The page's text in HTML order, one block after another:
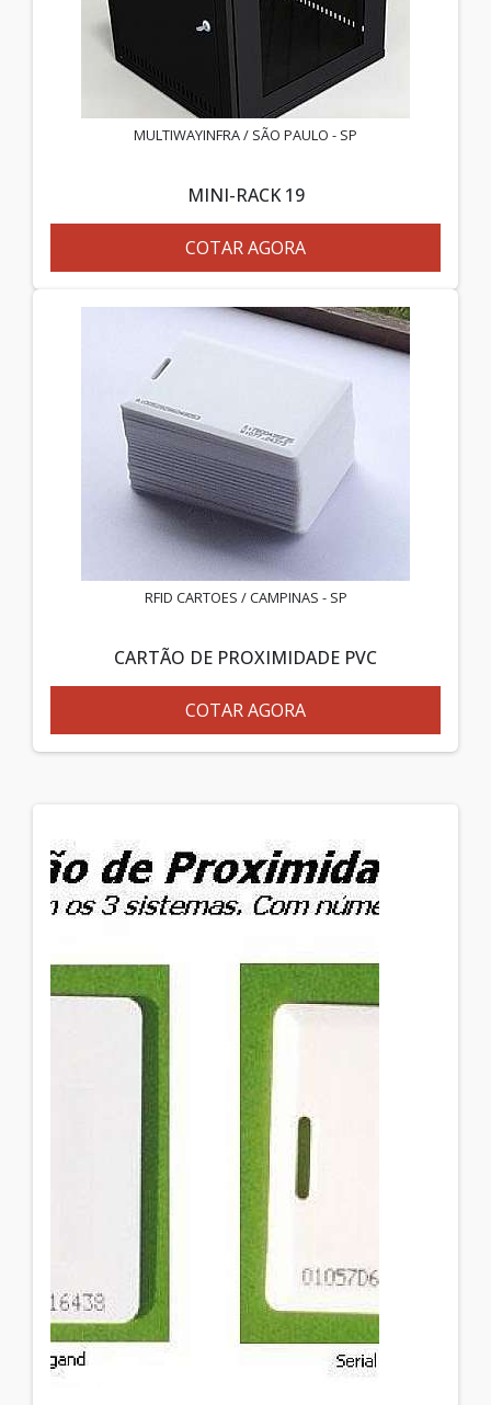
MULTIWAYINFRA / SÃO PAULO - SP
MINI-RACK 19
COTAR AGORA
RFID CARTOES / CAMPINAS - SP
CARTÃO DE PROXIMIDADE PVC
COTAR AGORA